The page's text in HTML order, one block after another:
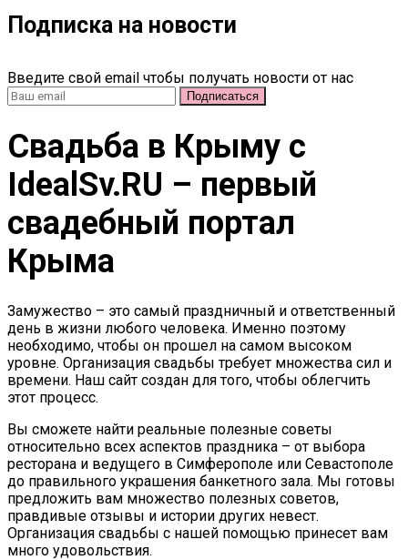
Подписка на новости
Введите свой email чтобы получать новости от нас
Свадьба в Крыму c
IdealSv.RU – первый
свадебный портал
Крыма
Замужество – это самый праздничный и ответственный
день в жизни любого человека. Именно поэтому
необходимо, чтобы он прошел на самом высоком
уровне. Организация свадьбы требует множества сил и
времени. Наш сайт создан для того, чтобы облегчить
этот процесс.
Вы сможете найти реальные полезные советы
относительно всех аспектов праздника – от выбора
ресторана и ведущего в Симферополе или Севастополе
до правильного украшения банкетного зала. Мы готовы
предложить вам множество полезных советов,
правдивые отзывы и истории других невест.
Организация свадьбы с нашей помощью принесет вам
много удовольствия.